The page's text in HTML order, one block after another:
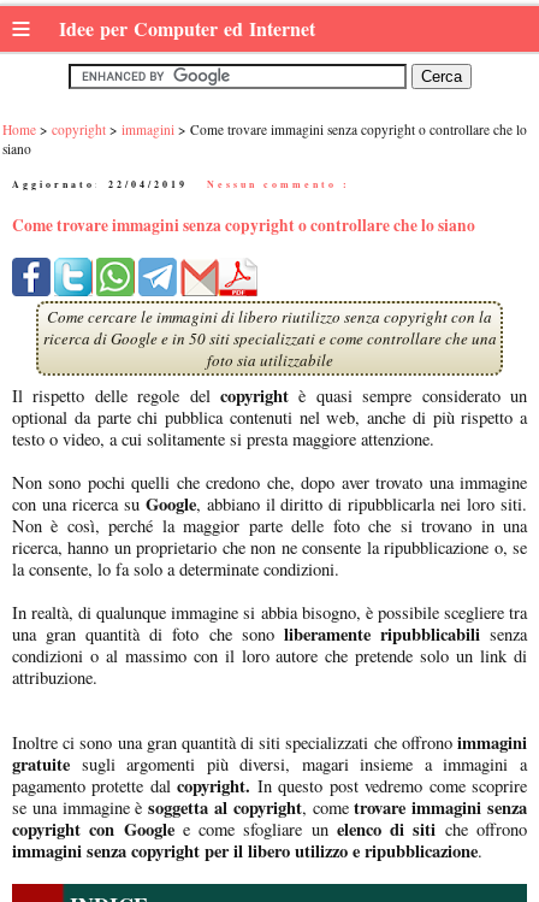
≡ Idee per Computer ed Internet
Home copyright immagini
Come trovare immagini senza copyright o controllare che lo
siano
Aggiornato: 22/04/2019 Nessun commento :
Come trovare immagini senza copyright o controllare che lo siano
Come cercare le immagini di libero riutilizzo senza copyright con la
ricerca di Google e in 50 siti specializzati e come controllare che una
foto sia utilizzabile
Il rispetto delle regole delcopyright è quasi sempre considerato un
optional da parte chi pubblica contenuti nel web, anche di più rispetto a
testo o video, a cui solitamente si presta maggiore attenzione.
Non sono pochi quelli che credono che, dopo aver trovato una immagine
con una ricerca su Google, abbiano il diritto di ripubblicarla nei loro siti.
Non è così, perché la maggior parte delle foto che si trovano in una
ricerca, hanno un proprietario che non ne consente la ripubblicazione o, se
la consente, lo fa solo a determinate condizioni.
In realtà, di qualunque immagine si abbia bisogno, è possibile scegliere tra
una gran quantità di foto che sono liberamente ripubblicabilisenza
condizioni o al massimo con il loro autore che pretende solo un link di
attribuzione.
Inoltre ci sono una gran quantità di siti specializzati che offrono immagini
gratuite sugli argomenti più diversi, magari insieme a immagini a
pagamento protette dalcopyright. In questo post vedremo come scoprire
se una immagine èsoggetta al copyright, cometrovare immagini senza
copyright con Googlee come sfogliare un elenco di siti che offrono
immagini senza copyright per il libero utilizzo e ripubblicazione.